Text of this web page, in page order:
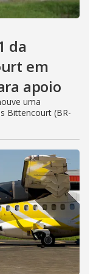
da
em
apoio
uma
Bittencourt (BR-